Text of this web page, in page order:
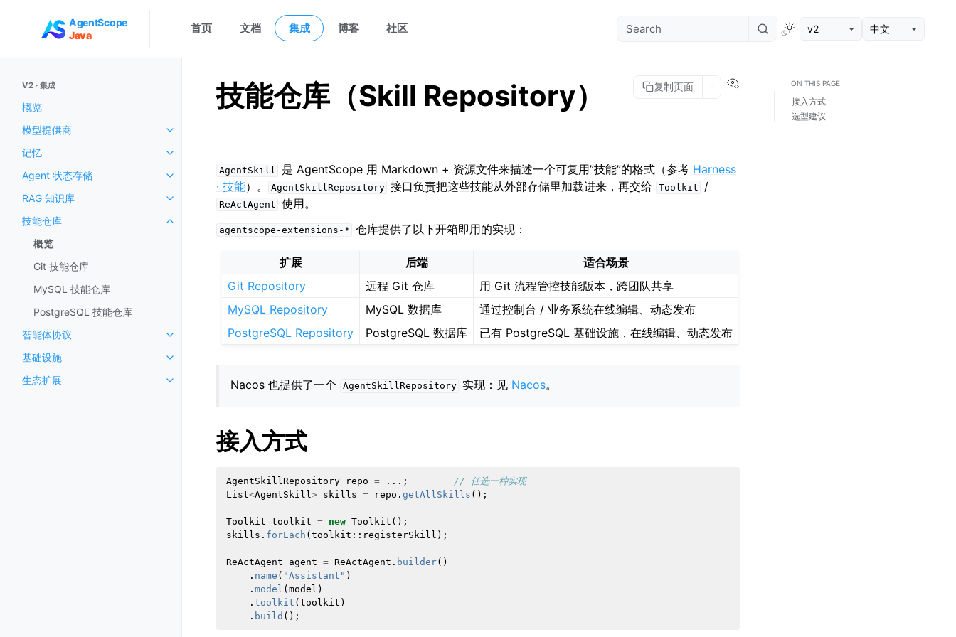
AgentScope
Java
首页 文档 集成 博客 社区 v2 中文
V2 · 集成
概览
模型提供商
记忆
Agent 状态存储
RAG 知识库
技能仓库
概览
Git 技能仓库
MySQL 技能仓库
PostgreSQL 技能仓库
智能体协议
基础设施
生态扩展
复制页面 View this page
技能仓库（Skill Repository）
AgentSkill 是 AgentScope 用 Markdown + 资源文件来描述一个可复用”技能”的格式（参考 Harness
· 技能）。 AgentSkillRepository 接口负责把这些技能从外部存储里加载进来，再交给 Toolkit /
ReActAgent 使用。
agentscope-extensions-* 仓库提供了以下开箱即用的实现：
扩展 后端
适合场景
Git Repository
远程 Git 仓库
用 Git 流程管控技能版本，跨团队共享
MySQL Repository
MySQL 数据库
通过控制台 / 业务系统在线编辑、动态发布
PostgreSQL Repository
PostgreSQL 数据库 已有 PostgreSQL 基础设施，在线编辑、动态发布
Nacos 也提供了一个 AgentSkillRepository 实现：见 Nacos。
接入方式
AgentSkillRepository repo = ...;
// 任选一种实现
List<AgentSkill> skills = repo . getAllSkills ();
Toolkit toolkit = new Toolkit ();
skills . forEach ( toolkit :: registerSkill );
ReActAgent agent = ReActAgent . builder()
. name ( "Assistant" )
. model ( model )
. toolkit ( toolkit )
. build ();
ON THIS PAGE
接入方式
选型建议